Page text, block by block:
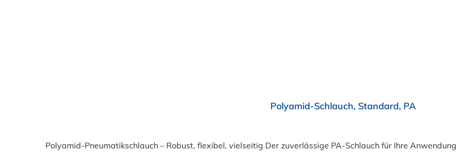
Polyamid-Schlauch, Standard, PA
Polyamid-Pneumatikschlauch – Robust, flexibel, vielseitig Der zuverlässige PA-Schlauch für Ihre Anwendung Suchen Sie einen langlebigen und